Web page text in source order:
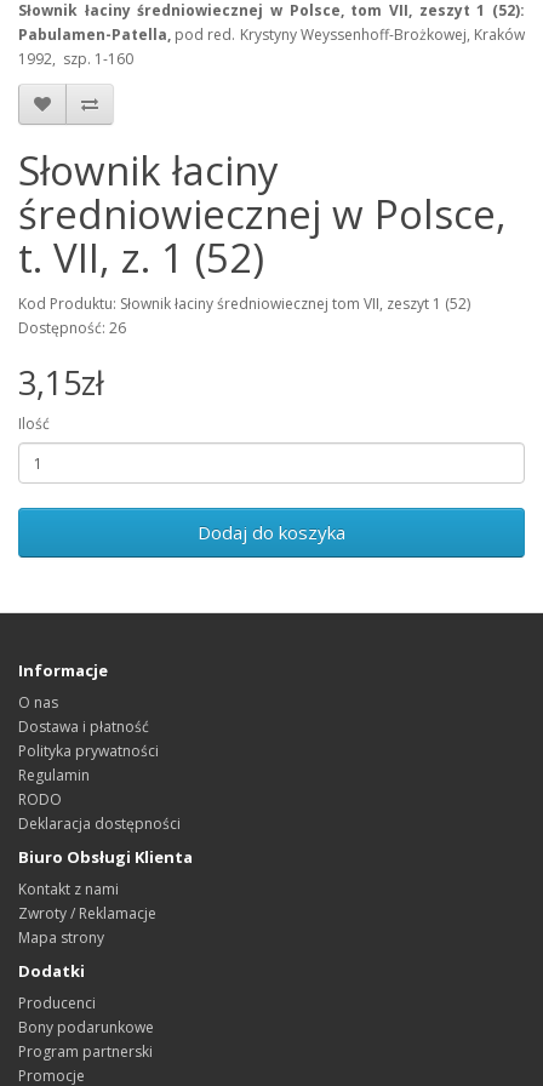
Słownik łaciny średniowiecznej w Polsce, tom VII, zeszyt 1 (52):
Pabulamen-Patella, pod red. Krystyny Weyssenhoff-Brożkowej, Kraków
1992, szp. 1-160
Słownik łaciny
średniowiecznej w Polsce,
t. VII, z. 1 (52)
Kod Produktu: Słownik łaciny średniowiecznej tom VII, zeszyt 1 (52)
Dostępność: 26
3,15zł
Ilość
Dodaj do koszyka
Informacje
O nas
Dostawa i płatność
Polityka prywatności
Regulamin
RODO
Deklaracja dostępności
Biuro Obsługi Klienta
Kontakt z nami
Zwroty / Reklamacje
Mapa strony
Dodatki
Producenci
Bony podarunkowe
Program partnerski
Promocje